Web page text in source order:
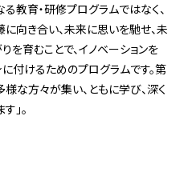
教育・研修プログラムではなく、
向き合い、未来に思いを馳せ、未
育むことで、イノベーションを
付けるためのプログラムです。第
な方々が集い、ともに学び、深く
」。